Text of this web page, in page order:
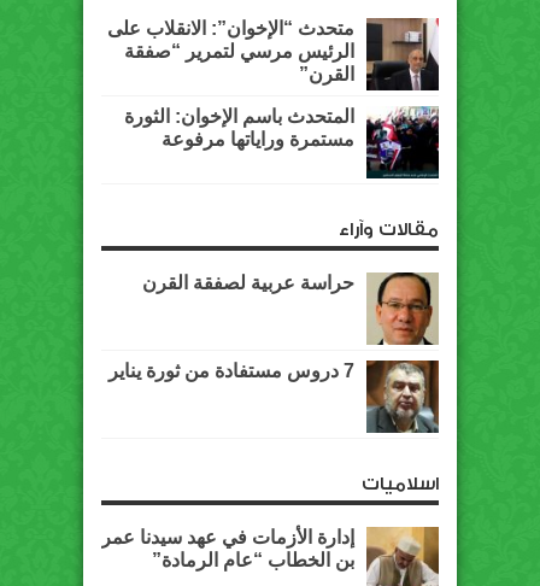
متحدث “الإخوان”: الانقلاب على
الرئيس مرسي لتمرير “صفقة
القرن”
المتحدث باسم الإخوان: الثورة
مستمرة وراياتها مرفوعة
مقالات وآراء
حراسة عربية لصفقة القرن
7 دروس مستفادة من ثورة يناير
اسلاميات
إدارة الأزمات في عهد سيدنا عمر
بن الخطاب “عام الرمادة”